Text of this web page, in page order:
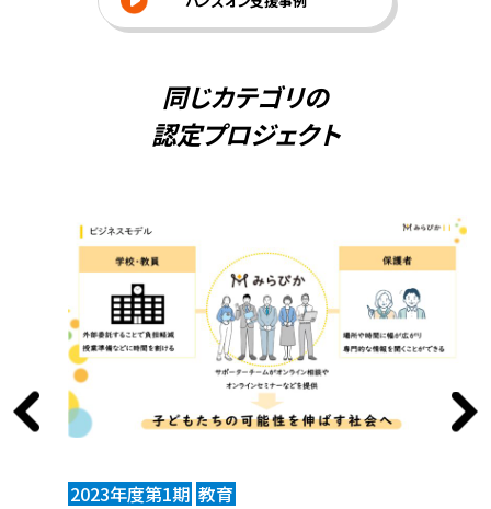
同じカテゴリの
認定プロジェクト
2023年度第1期 教育